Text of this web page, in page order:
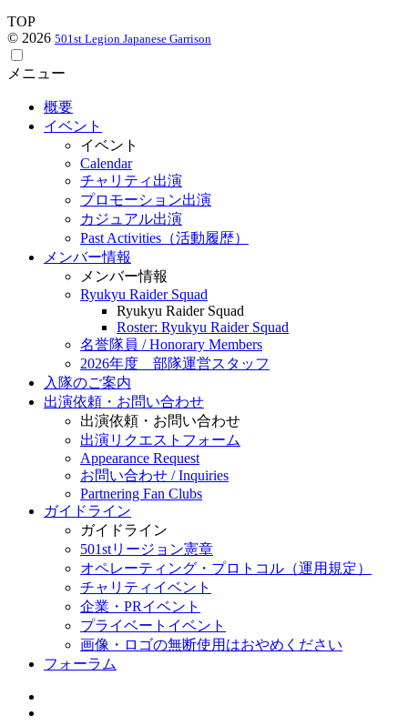
TOP
© 2026 501st Legion Japanese Garrison
メニュー
概要
イベント
イベント
Calendar
チャリティ出演
プロモーション出演
カジュアル出演
Past Activities（活動履歴）
メンバー情報
メンバー情報
Ryukyu Raider Squad
Ryukyu Raider Squad
Roster: Ryukyu Raider Squad
名誉隊員 / Honorary Members
2026年度 部隊運営スタッフ
入隊のご案内
出演依頼・お問い合わせ
出演依頼・お問い合わせ
出演リクエストフォーム
Appearance Request
お問い合わせ / Inquiries
Partnering Fan Clubs
ガイドライン
ガイドライン
501stリージョン憲章
オペレーティング・プロトコル（運用規定）
チャリティイベント
企業・PRイベント
プライベートイベント
画像・ロゴの無断使用はおやめください
フォーラム